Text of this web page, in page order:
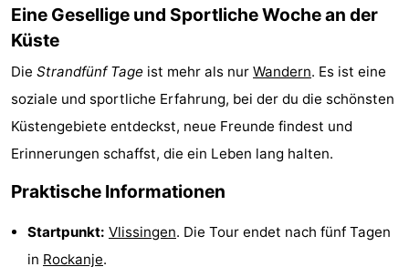
Spielplätze
Bowling
-
Minigolfplätze
Wellness-
Zentren
Dörfer
&
Natur
Eine Gesellige und Sportliche Woche an der
Küste
Die Strandfünf Tage ist mehr als nur Wandern. Es ist eine
soziale und sportliche Erfahrung, bei der du die schönsten
Küstengebiete entdeckst, neue Freunde findest und
Erinnerungen schaffst, die ein Leben lang halten.
Praktische Informationen
Startpunkt: Vlissingen. Die Tour endet nach fünf Tagen
in Rockanje.